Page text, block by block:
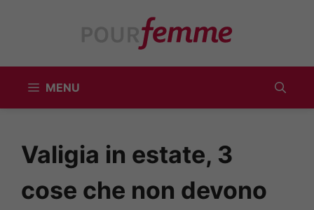
MENU
Valigia in estate, 3
cose che non devono